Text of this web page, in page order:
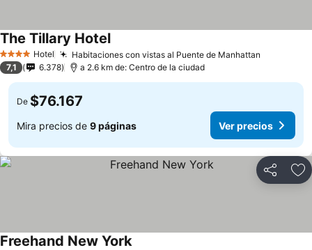
4 EstrellasHotel Habitaciones con vistas al Puente de Manhattan
The Tillary Hotel
7,1 6.378 a 2.6 km de: Centro de la ciudad
De $76.167
Mira precios de 9 páginas Ver precios
Compartir
Freehand New York